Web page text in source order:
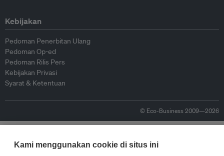
Kebijakan
Pedoman Penerbitan Ulang
Pedoman Op-ed
Pedoman Rilis Pers
Kebijakan Privasi
Syarat & Ketentuan
© Eco-Business 2009—2026
Kami menggunakan cookie di situs ini